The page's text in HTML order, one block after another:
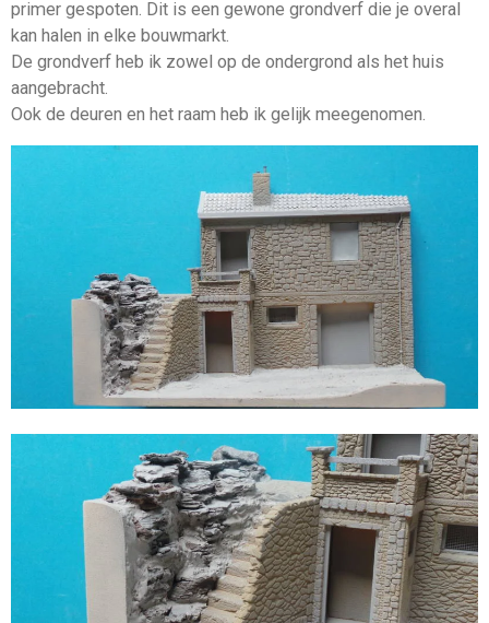
primer gespoten. Dit is een gewone grondverf die je overal
kan halen in elke bouwmarkt.
De grondverf heb ik zowel op de ondergrond als het huis
aangebracht.
Ook de deuren en het raam heb ik gelijk meegenomen.